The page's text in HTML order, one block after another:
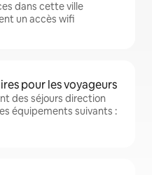
dans cette ville
un accès wifi
pour les voyageurs
des séjours direction
équipements suivants :